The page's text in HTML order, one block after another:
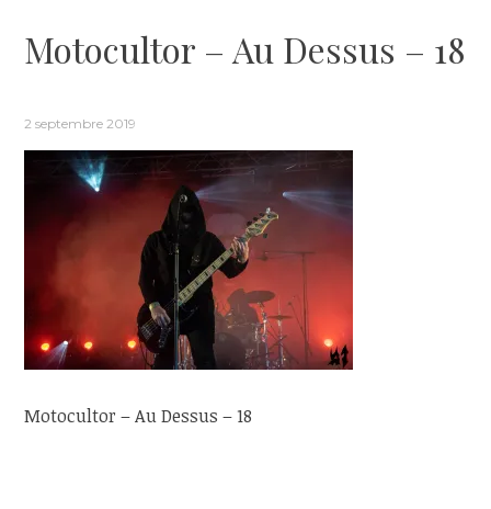
Motocultor – Au Dessus – 18
2 septembre 2019
Motocultor – Au Dessus – 18